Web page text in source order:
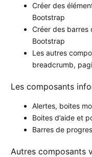
Créer des
Bootstrap
Créer des barres
Bootstrap
Les autres
breadcrumb,
Les composants
Alertes, boites
Boites d’aide et
Barres de
Autres composants